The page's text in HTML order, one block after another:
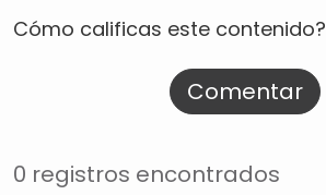
Cómo calificas este contenido?
Comentar
0 registros encontrados